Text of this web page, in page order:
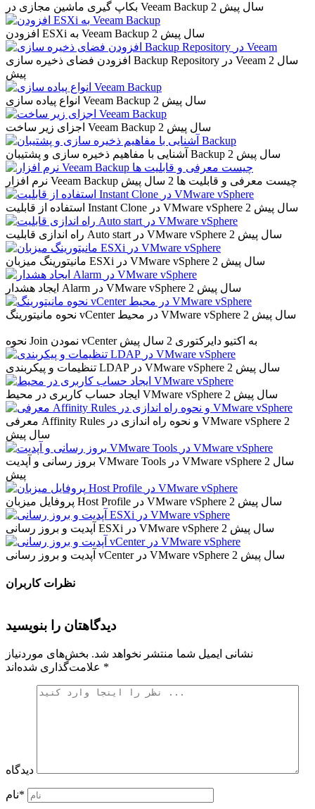
بکاپ گیری ماشین مجازی در Veeam Backup 2 سال پیش
افزودن ESXi به Veeam Backup 2 سال پیش
افزودن فضای ذخیره سازی Backup Repository در Veeam 2 سال
پیش
انواع پیاده سازی Veeam Backup 2 سال پیش
اجزای زیر ساخت Veeam Backup 2 سال پیش
آشنایی با مفاهیم ذخیره سازی و پشتیبان Backup 2 سال پیش
نرم افزار Veeam Backup چیست معرفی و قابلیت ها 2 سال پیش
استفاده از قابلیت Instant Clone در VMware vSphere 2 سال پیش
راه اندازی قابلیت Auto start در VMware vSphere 2 سال پیش
مانیتورینگ میزبان ESXi در VMware vSphere 2 سال پیش
ایجاد هشدار Alarm در VMware vSphere 2 سال پیش
نحوه مانیتورینگ vCenter در محیط VMware vSphere 2 سال پیش
نحوه Join نمودن vCenter به اکتیو دایرکتوری 2 سال پیش
تنظیمات و پیکربندی LDAP در VMware vSphere 2 سال پیش
ایجاد حساب کاربری در محیط VMware vSphere 2 سال پیش
معرفی Affinity Rules و نحوه راه اندازی در VMware vSphere 2
سال پیش
بروز رسانی و آپدیت VMware Tools در VMware vSphere 2 سال
پیش
پروفایل میزبان Host Profile در VMware vSphere 2 سال پیش
آپدیت و بروز رسانی ESXi در VMware vSphere 2 سال پیش
آپدیت و بروز رسانی vCenter در VMware vSphere 2 سال پیش
نظرات کاربران
دیدگاهتان را بنویسید
نشانی ایمیل شما منتشر نخواهد شد. بخش‌های موردنیاز
*
دیدگاه
نام*